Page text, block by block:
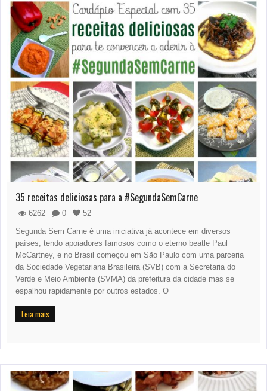
35 receitas deliciosas para a #SegundaSemCarne
6262 0
52
Segunda Sem Carne é uma iniciativa já acontece em diversos
países, tendo apoiadores famosos como o eterno beatle Paul
McCartney, e no Brasil começou em São Paulo com uma parceria
da Sociedade Vegetariana Brasileira (SVB) com a Secretaria do
Verde e Meio Ambiente (SVMA) da prefeitura da cidade mas se
espalhou rapidamente por outros estados. O
Leia mais